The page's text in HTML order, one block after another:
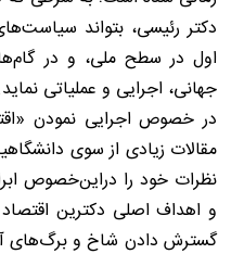
دکتر رئیسی، بتواند
اول در سطح ملی، و در
جهانی، اجرایی و عملیاتی
در خصوص اجرایی نمودن
مقالات زیادی از سوی
نظرات خود را دراین‌خصوص
و اهداف اصلی دکترین
گسترش دادن شاخ و برگ‌های